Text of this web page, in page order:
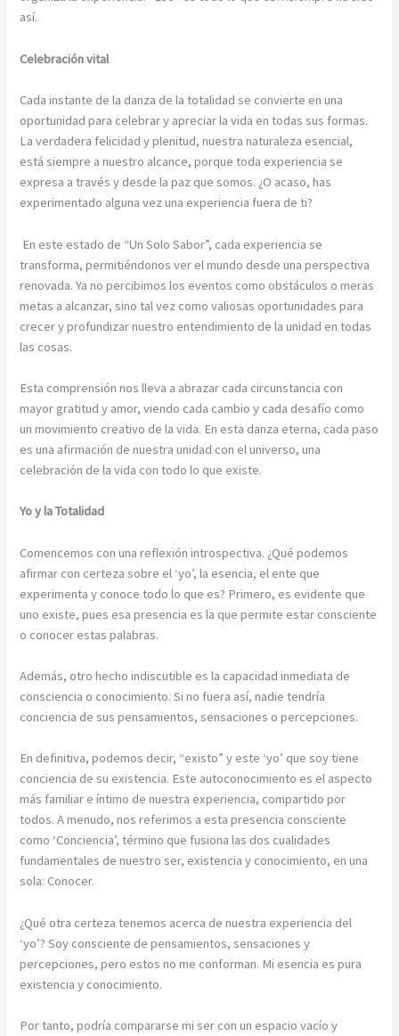
así.
Celebración vital
Cada instante de la danza de la totalidad se convierte en una
oportunidad para celebrar y apreciar la vida en todas sus formas.
La verdadera felicidad y plenitud, nuestra naturaleza esencial,
está siempre a nuestro alcance, porque toda experiencia se
expresa a través y desde la paz que somos. ¿O acaso, has
experimentado alguna vez una experiencia fuera de ti?
En este estado de “Un Solo Sabor”, cada experiencia se
transforma, permitiéndonos ver el mundo desde una perspectiva
renovada. Ya no percibimos los eventos como obstáculos o meras
metas a alcanzar, sino tal vez como valiosas oportunidades para
crecer y profundizar nuestro entendimiento de la unidad en todas
las cosas.
Esta comprensión nos lleva a abrazar cada circunstancia con
mayor gratitud y amor, viendo cada cambio y cada desafío como
un movimiento creativo de la vida. En esta danza eterna, cada paso
es una afirmación de nuestra unidad con el universo, una
celebración de la vida con todo lo que existe.
Yo y la Totalidad
Comencemos con una reflexión introspectiva. ¿Qué podemos
afirmar con certeza sobre el ‘yo’, la esencia, el ente que
experimenta y conoce todo lo que es? Primero, es evidente que
uno existe, pues esa presencia es la que permite estar consciente
o conocer estas palabras.
Además, otro hecho indiscutible es la capacidad inmediata de
consciencia o conocimiento. Si no fuera así, nadie tendría
conciencia de sus pensamientos, sensaciones o percepciones.
En definitiva, podemos decir, “existo” y este ‘yo’ que soy tiene
conciencia de su existencia. Este autoconocimiento es el aspecto
más familiar e íntimo de nuestra experiencia, compartido por
todos. A menudo, nos referimos a esta presencia consciente
como ‘Conciencia’, término que fusiona las dos cualidades
fundamentales de nuestro ser, existencia y conocimiento, en una
sola: Conocer.
¿Qué otra certeza tenemos acerca de nuestra experiencia del
‘yo’? Soy consciente de pensamientos, sensaciones y
percepciones, pero estos no me conforman. Mi esencia es pura
existencia y conocimiento.
Por tanto, podría compararse mi ser con un espacio vacío y